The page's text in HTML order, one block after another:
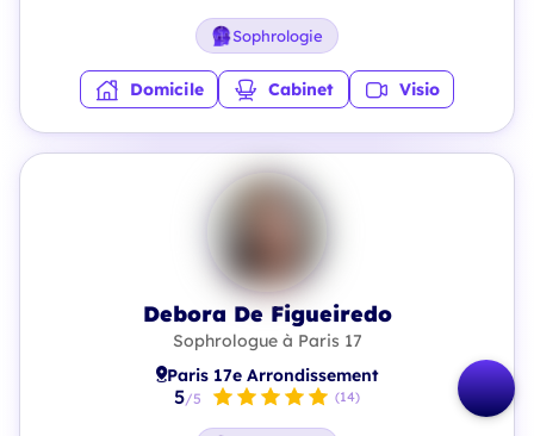
Sophrologie
Domicile Cabinet Visio
Debora De Figueiredo
Sophrologue à Paris 17
Paris 17e Arrondissement
5/5 (14)